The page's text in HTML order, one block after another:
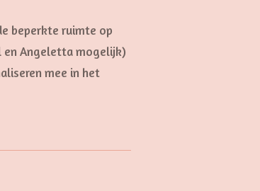
beperkte ruimte op
Angeletta mogelijk)
mee in het